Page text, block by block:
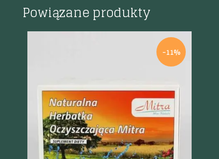
Powiązane produkty
-11%
Szybki podgląd